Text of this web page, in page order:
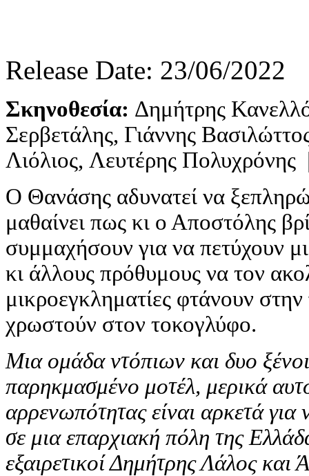
Release Date: 23/06/2022
Σκηνοθεσία: Δημήτρης
Σερβετάλης, Γιάννης
Λιόλιος, Λευτέρης Πολυχρόνης
Ο Θανάσης αδυνατεί να
μαθαίνει πως κι ο Αποστόλης
συμμαχήσουν για να πετύχουν
κι άλλους πρόθυμους να τον
μικροεγκληματίες φτάνουν
χρωστούν στον τοκογλύφο.
Μια ομάδα ντόπιων και δυο
παρηκμασμένο μοτέλ, μερικά
αρρενωπότητας είναι αρκετά
σε μια επαρχιακή πόλη της
εξαιρετικοί Δημήτρης Λάλος και